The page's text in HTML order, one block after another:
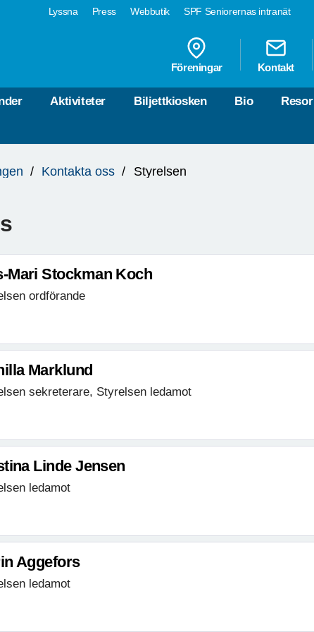
Lyssna Press Webbutik SPF Seniorernas intranät
Föreningar Kontakt
Aktiviteter Biljettkiosken Bio Resor
Kontakta oss Styrelsen
Mari Stockman Koch
ordförande
Marklund
sekreterare, Styrelsen ledamot
Linde Jensen
ledamot
Aggefors
ledamot